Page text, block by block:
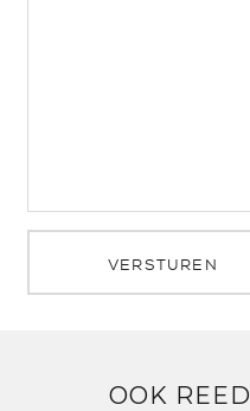
VERSTUREN
OOK